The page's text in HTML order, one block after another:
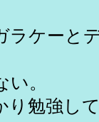
ーとデ
。
強して